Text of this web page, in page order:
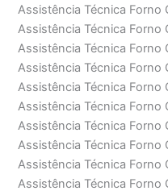
Assistência Técnica Forno
Assistência Técnica Forno
Assistência Técnica Forno
Assistência Técnica Forno
Assistência Técnica Forno
Assistência Técnica Forno
Assistência Técnica Forno
Assistência Técnica Forno
Assistência Técnica Forno
Assistência Técnica Forno